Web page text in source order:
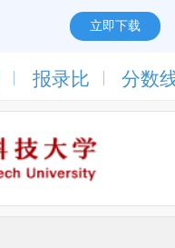
立即下载
报录比 分数